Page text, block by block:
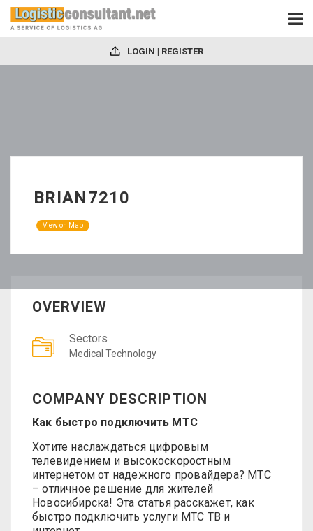
LOGIN | REGISTER
BRIAN7210
View on Map
OVERVIEW
Sectors
Medical Technology
COMPANY DESCRIPTION
Как быстро подключить МТС
Хотите наслаждаться цифровым
телевидением и высокоскоростным
интернетом от надежного провайдера? МТС
– отличное решение для жителей
Новосибирска! Эта статья расскажет, как
быстро подключить услуги МТС ТВ и